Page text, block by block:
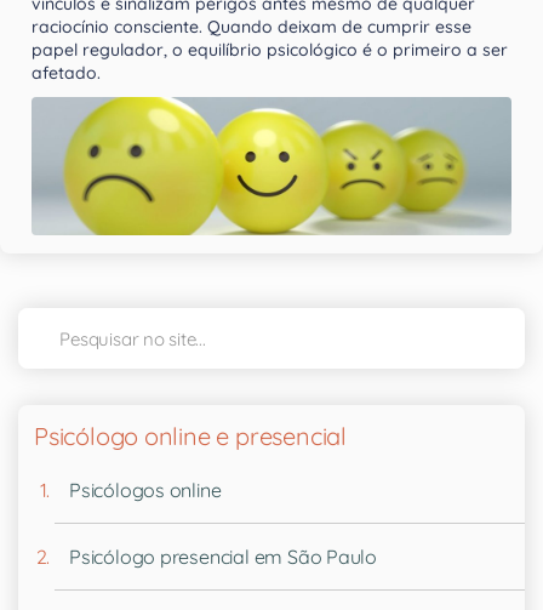
raciocínio consciente. Quando deixam de cumprir esse
papel regulador, o equilíbrio psicológico é o primeiro a ser
afetado.
Psicólogo online e presencial
Psicólogos online
Psicólogo presencial em São Paulo